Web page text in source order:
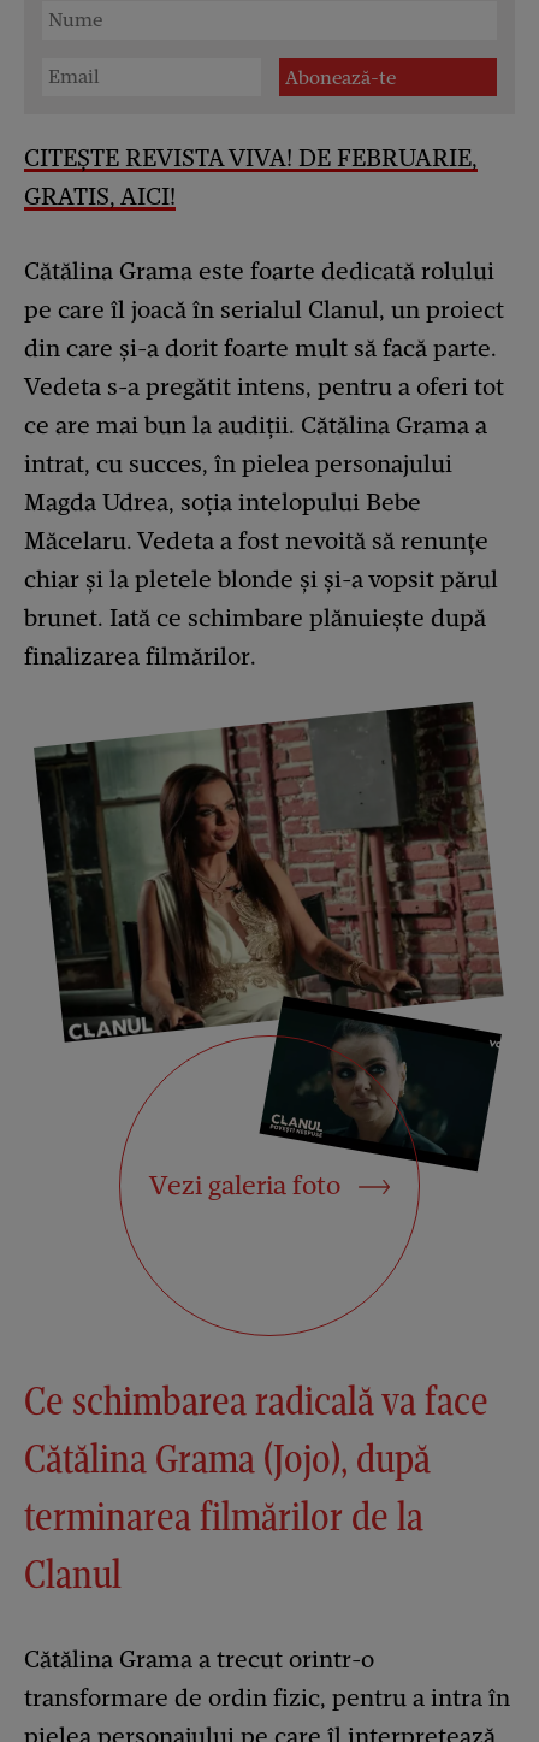
CITEȘTE REVISTA VIVA! DE FEBRUARIE,
GRATIS, AICI!
Cătălina Grama este foarte dedicată rolului
pe care îl joacă în serialul Clanul, un proiect
din care și-a dorit foarte mult să facă parte.
Vedeta s-a pregătit intens, pentru a oferi tot
ce are mai bun la audiții. Cătălina Grama a
intrat, cu succes, în pielea personajului
Magda Udrea, soția intelopului Bebe
Măcelaru. Vedeta a fost nevoită să renunțe
chiar și la pletele blonde și și-a vopsit părul
brunet. Iată ce schimbare plănuiește după
finalizarea filmărilor.
Vezi galeria foto
Ce schimbarea radicală va face
Cătălina Grama (Jojo), după
terminarea filmărilor de la
Clanul
Cătălina Grama a trecut orintr-o
transformare de ordin fizic, pentru a intra în
pielea personajului pe care îl interpretează